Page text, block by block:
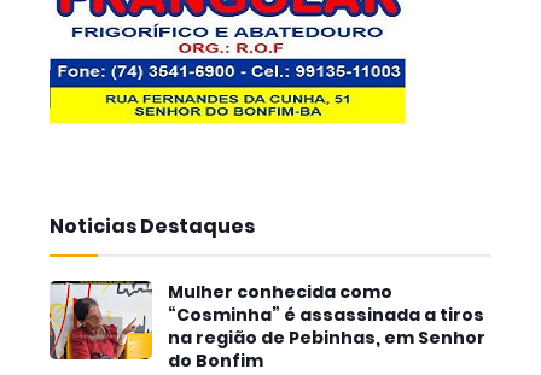
Noticias Destaques
Mulher conhecida como
“Cosminha” é assassinada a tiros
na região de Pebinhas, em Senhor
do Bonfim